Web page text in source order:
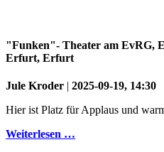
"Funken"- Theater am EvRG,
Erfurt, Erfurt
Jule Kroder | 2025-09-19, 14:30
Hier ist Platz für Applaus und
Weiterlesen …